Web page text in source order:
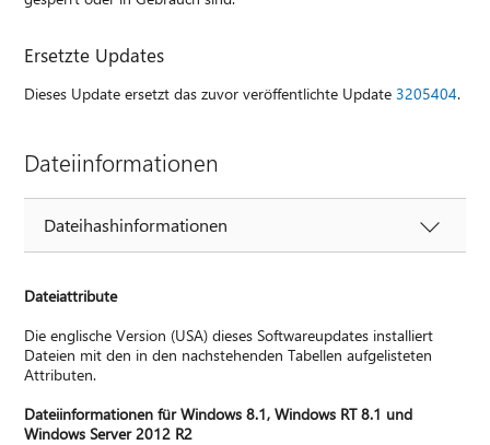
Ersetzte Updates
Dieses Update ersetzt das zuvor veröffentlichte Update3205404.
Dateiinformationen
Dateihashinformationen
Dateiattribute
Die englische Version (USA) dieses Softwareupdates installiert
Dateien mit den in den nachstehenden Tabellen aufgelisteten
Attributen.
Dateiinformationen für Windows 8.1, Windows RT 8.1 und
Windows Server 2012 R2